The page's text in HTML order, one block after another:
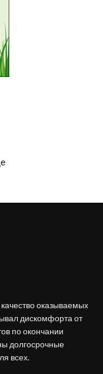
оказываемых
дискомфорта от
по окончании
долгосрочные
всех.